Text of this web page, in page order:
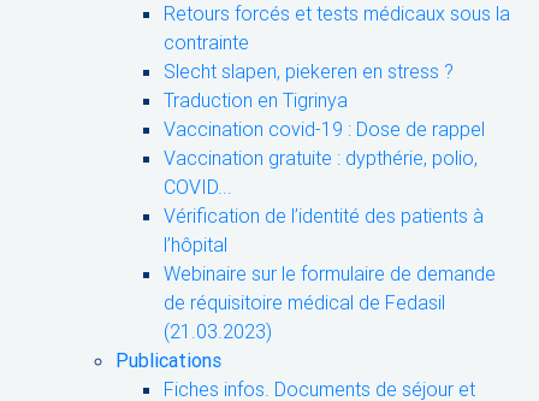
Retours forcés et tests médicaux sous la
contrainte
Slecht slapen, piekeren en stress ?
Traduction en Tigrinya
Vaccination covid-19 : Dose de rappel
Vaccination gratuite : dypthérie, polio,
COVID...
Vérification de l’identité des patients à
l’hôpital
Webinaire sur le formulaire de demande
de réquisitoire médical de Fedasil
(21.03.2023)
Publications
Fiches infos. Documents de séjour et